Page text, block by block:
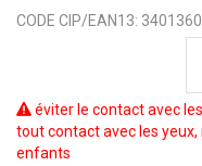
CODE CIP/EAN13:
éviter le contact avec
tout contact avec les yeux,
enfants